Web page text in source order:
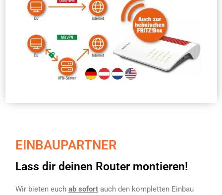
EINBAUPARTNER
Lass dir deinen Router montieren!
Wir bieten euch ab sofortauch den kompletten Einbau